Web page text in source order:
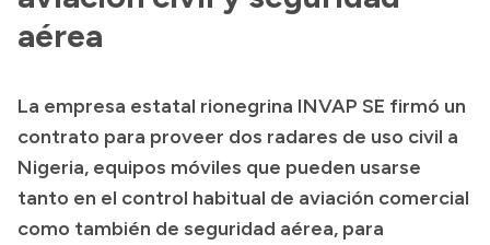
Inversión en Salud
Licitaciones
Consulta de expedientes
aérea
La empresa estatal rionegrina INVAP SE firmó un
contrato para proveer dos radares de uso civil a
Nigeria, equipos móviles que pueden usarse
tanto en el control habitual de aviación comercial
como también de seguridad aérea, para